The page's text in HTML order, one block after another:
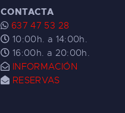
CONTACTA
637 47 53 28
10:00h. a 14:00h.
16:00h. a 20:00h.
INFORMACIÓN
RESERVAS